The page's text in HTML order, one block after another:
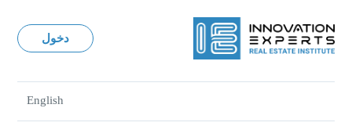
دخول
English